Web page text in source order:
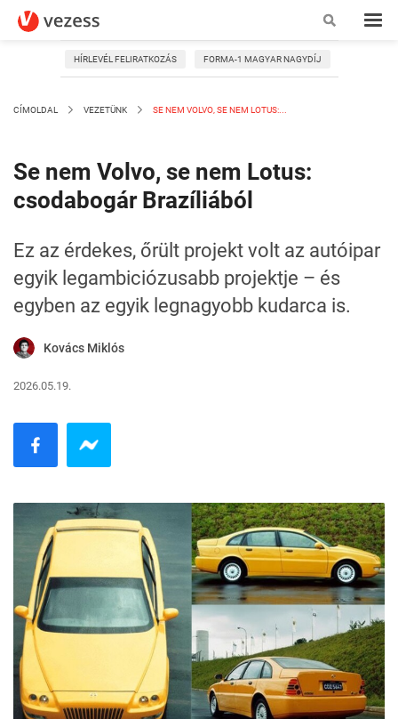
HÍRLEVÉL FELIRATKOZÁS FORMA-1 MAGYAR NAGYDÍJ
CÍMOLDAL VEZETÜNK SE NEM VOLVO, SE NEM LOTUS:...
Se nem Volvo, se nem Lotus:
csodabogár Brazíliából
Ez az érdekes, őrült projekt volt az autóipar
egyik legambiciózusabb projektje – és
egyben az egyik legnagyobb kudarca is.
Kovács Miklós
2026.05.19.